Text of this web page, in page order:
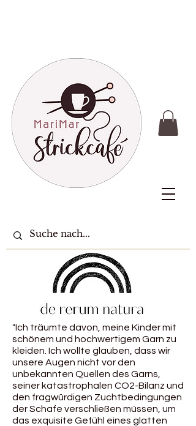
"Ich träumte davon, meine Kinder mit
schönem und hochwertigem Garn zu
kleiden. Ich wollte glauben, dass wir
unsere Augen nicht vor den
unbekannten Quellen des Garns,
seiner katastrophalen CO2-Bilanz und
den fragwürdigen Zuchtbedingungen
der Schafe verschließen müssen, um
das exquisite Gefühl eines glatten